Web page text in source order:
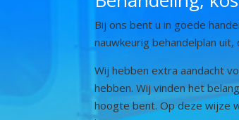
Bij ons bent u in goede
nauwkeurig behandelplan
Wij hebben extra aandacht
hebben. Wij vinden het
hoogte bent. Op deze wijze